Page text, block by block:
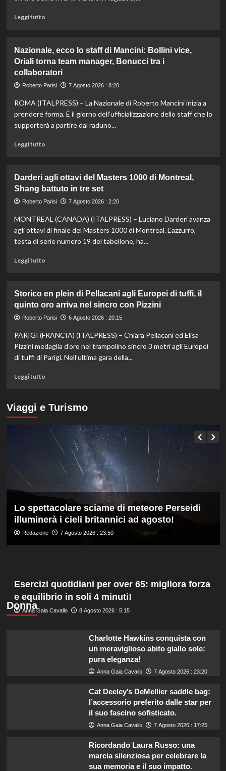
Practice
Leggi tuttoLeggi
Taddeucci
bronzo
nella
knockout
Europei
di
fondo,
nella
gara
maschile
Nazionale, ecco lo staff di Mancini: Bollini vice,
Oriali torna team manager, Bonucci tra i
collaboratori
Roberto Parisi 7 Agosto 2026 : 8:20
ROMA (ITALPRESS) – La Nazionale di Roberto Mancini inizia a
prendere forma. È il giorno dell’ufficializzazione dello staff che lo
supporterà a partire dal raduno...
Leggi tuttoLeggi
Nazionale,
ecco
lo
di
Mancini:
Bollini
Bonucci
tra
i
Darderi agli ottavi del Masters 1000 di Montreal,
Shang battuto in tre set
Roberto Parisi 7 Agosto 2026 : 2:20
MONTREAL (CANADA) (ITALPRESS) – Luciano Darderi avanza
agli ottavi di finale del Masters 1000 di Montreal. L’azzurro,
testa di serie numero 19 del tabellone, ha...
Leggi tuttoLeggi
Darderi
agli
ottavi
Masters
1000
di
tre
set
Storico en plein di Pellacani agli Europei di tuffi, il
quinto oro arriva nel sincro con Pizzini
Roberto Parisi 6 Agosto 2026 : 20:15
PARIGI (FRANCIA) (ITALPRESS) – Chiara Pellacani ed Elisa
Pizzini medaglia d’oro nel trampolino sincro 3 metri agli Europei
di tuffi di Parigi. Nell’ultima gara della...
Leggi tuttoLeggi
su
Storico
en
plein
Pellacani
agli
Europei
di
quinto
oro
arriva
Viaggi e Turismo
Lo spettacolare sciame di meteore Perseidi
illuminerà i cieli britannici ad agosto!
Redazione 7 Agosto 2026 : 23:50
Donna
Esercizi quotidiani per over 65: migliora forza
e equilibrio in soli 4 minuti!
Anna Gaia Cavallo 8 Agosto 2026 : 5:15
Charlotte Hawkins conquista con
un meraviglioso abito giallo sole:
pura eleganza!
Anna Gaia Cavallo 7 Agosto 2026 : 23:20
Cat Deeley’s DeMellier saddle bag:
l’accessorio preferito dalle star per
il suo fascino sofisticato.
Anna Gaia Cavallo 7 Agosto 2026 : 17:25
Ricordando Laura Russo: una
marcia silenziosa per celebrare la
sua memoria e il suo impatto.